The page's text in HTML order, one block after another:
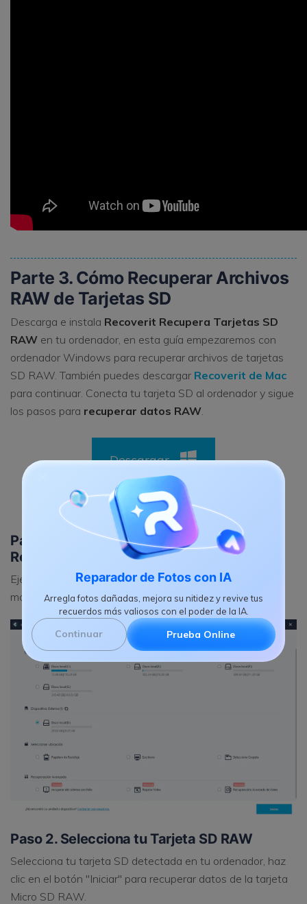
Reparador de Fotos con IA
Arregla fotos dañadas, mejora su nitidez y revive tus
recuerdos más valiosos con el poder de la IA.
Continuar Prueba Online
Parte 3. Cómo Recuperar Archivos
RAW de Tarjetas SD
Descarga e instala Recoverit Recupera Tarjetas SD
RAW en tu ordenador, en esta guía empezaremos con
ordenador Windows para recuperar archivos de tarjetas
SD RAW. También puedes descargar Recoverit de Mac
para continuar. Conecta tu tarjeta SD al ordenador y sigue
los pasos para recuperar datos RAW.
Descargar
Descargar
Paso 1. Selecciona un Modo de
Recuperación de Datos
Ejecuta el software Recoverit, necesitas seleccionar el
modo "Recuperar Dispositivos Externos" para comenzar.
Paso 2. Selecciona tu Tarjeta SD RAW
Selecciona tu tarjeta SD detectada en tu ordenador, haz
clic en el botón "Iniciar" para recuperar datos de la tarjeta
Micro SD RAW.